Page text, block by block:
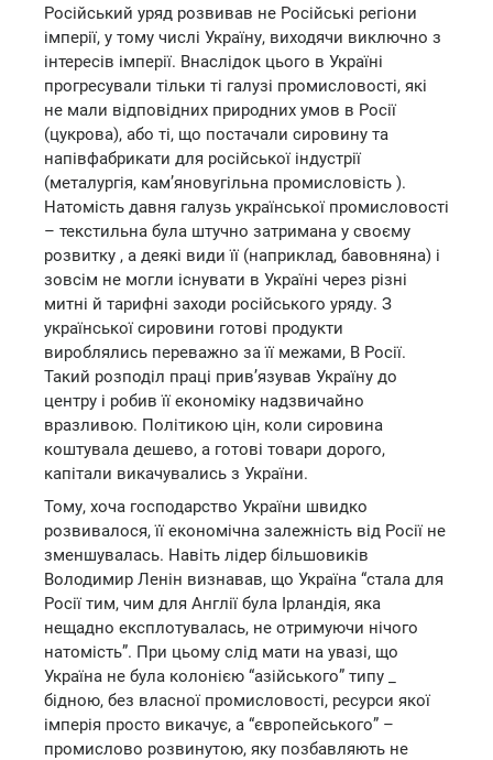
Російський уряд розвивав не Російські регіони
імперії, у тому числі Україну, виходячи виключно з
інтересів імперії. Внаслідок цього в Україні
прогресували тільки ті галузі промисловості, які
не мали відповідних природних умов в Росії
(цукрова), або ті, що постачали сировину та
напівфабрикати для російської індустрії
(металургія, кам’яновугільна промисловість ).
Натомість давня галузь української промисловості
– текстильна була штучно затримана у своєму
розвитку , а деякі види її (наприклад, бавовняна) і
зовсім не могли існувати в Україні через різні
митні й тарифні заходи російського уряду. З
української сировини готові продукти
вироблялись переважно за її межами, В Росії.
Такий розподіл праці прив’язував Україну до
центру і робив її економіку надзвичайно
вразливою. Політикою цін, коли сировина
коштувала дешево, а готові товари дорого,
капітали викачувались з України.
Тому, хоча господарство України швидко
розвивалося, її економічна залежність від Росії не
зменшувалась. Навіть лідер більшовиків
Володимир Ленін визнавав, що Україна “стала для
Росії тим, чим для Англії була Ірландія, яка
нещадно експлотувалась, не отримуючи нічого
натомість”. При цьому слід мати на увазі, що
Україна не була колонією “азійського” типу _
бідною, без власної промисловості, ресурси якої
імперія просто викачує, а “європейського” –
промислово розвинутою, яку позбавляють не